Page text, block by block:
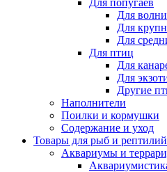
Для попугаев
Для
Для
Для
Для птиц
Для
Для
Другие
Наполнители
Поилки и кормушки
Содержание и уход
Товары для рыб и рептилий
Аквариумы и